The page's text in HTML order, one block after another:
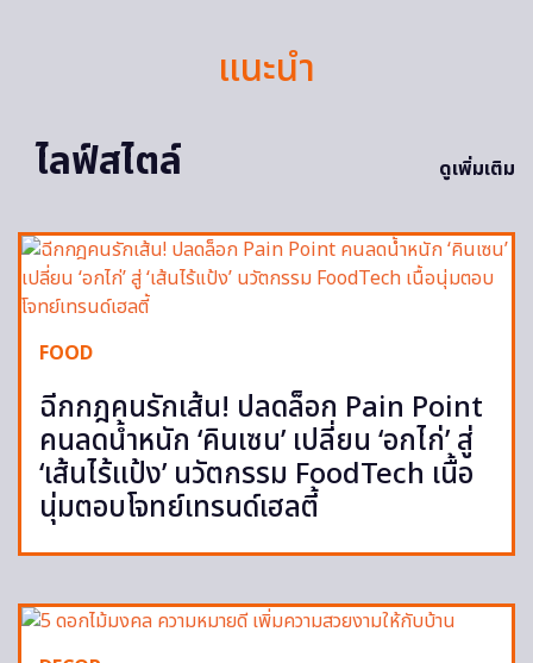
แนะนำ
ไลฟ์สไตล์
ดูเพิ่มเติม
FOOD
ฉีกกฎคนรักเส้น! ปลดล็อก Pain Point
คนลดน้ำหนัก ‘คินเซน’ เปลี่ยน ‘อกไก่’ สู่
‘เส้นไร้แป้ง’ นวัตกรรม FoodTech เนื้อ
นุ่มตอบโจทย์เทรนด์เฮลตี้